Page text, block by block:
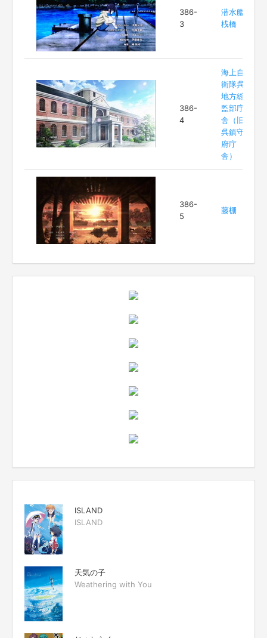
386-
3
潜水艦
桟橋
386-
4
海上自
衛隊呉
地方総
監部庁
舎（旧
呉鎮守
府庁
舎）
386-
5
藤棚
ISLAND
ISLAND
天気の子
Weathering with You